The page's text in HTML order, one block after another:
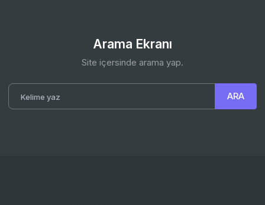
Arama Ekranı
Site içersinde arama yap.